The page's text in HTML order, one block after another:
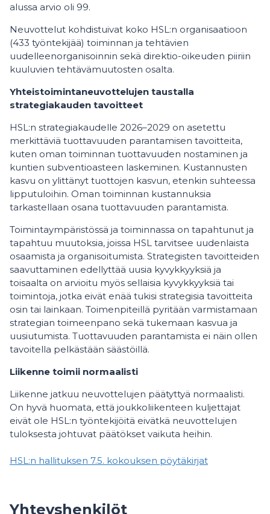
alussa arvio oli 99.
Neuvottelut kohdistuivat koko HSL:n organisaatioon
(433 työntekijää) toiminnan ja tehtävien
uudelleenorganisoinnin sekä direktio-oikeuden piiriin
kuuluvien tehtävämuutosten osalta.
Yhteistoimintaneuvottelujen taustalla
strategiakauden tavoitteet
HSL:n strategiakaudelle 2026–2029 on asetettu
merkittäviä tuottavuuden parantamisen tavoitteita,
kuten oman toiminnan tuottavuuden nostaminen ja
kuntien subventioasteen laskeminen. Kustannusten
kasvu on ylittänyt tuottojen kasvun, etenkin suhteessa
lipputuloihin. Oman toiminnan kustannuksia
tarkastellaan osana tuottavuuden parantamista.
Toimintaympäristössä ja toiminnassa on tapahtunut ja
tapahtuu muutoksia, joissa HSL tarvitsee uudenlaista
osaamista ja organisoitumista. Strategisten tavoitteiden
saavuttaminen edellyttää uusia kyvykkyyksiä ja
toisaalta on arvioitu myös sellaisia kyvykkyyksiä tai
toimintoja, jotka eivät enää tukisi strategisia tavoitteita
osin tai lainkaan. Toimenpiteillä pyritään varmistamaan
strategian toimeenpano sekä tukemaan kasvua ja
uusiutumista. Tuottavuuden parantamista ei näin ollen
tavoitella pelkästään säästöillä.
Liikenne toimii normaalisti
Liikenne jatkuu neuvottelujen päätyttyä normaalisti.
On hyvä huomata, että joukkoliikenteen kuljettajat
eivät ole HSL:n työntekijöitä eivätkä neuvottelujen
tuloksesta johtuvat päätökset vaikuta heihin.
HSL:n hallituksen 7.5. kokouksen pöytäkirjat
Yhteyshenkilöt